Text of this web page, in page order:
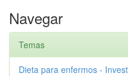
Navegar
Temas
Dieta para enfermos -